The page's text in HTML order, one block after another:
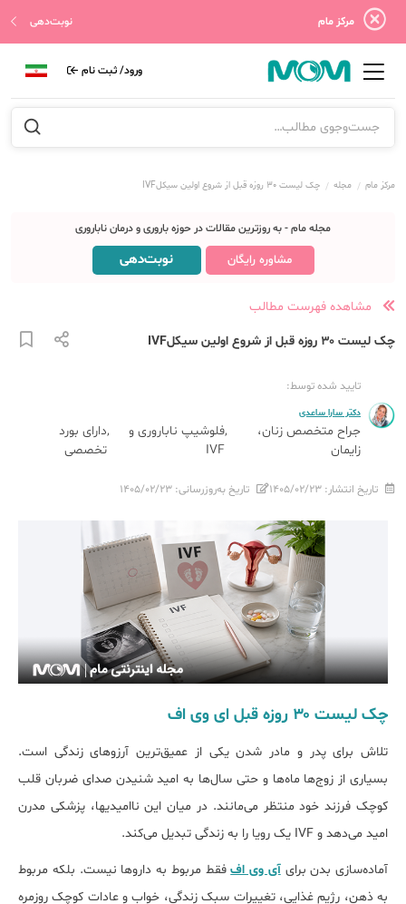
مرکز مام نوبت‌دهی
ورود/ ثبت نام
مرکز مام مجله چک لیست ۳۰ روزه قبل از شروع اولین سیکلIVF
مجله مام - به روزترین مقالات در حوزه باروری و درمان ناباروری
مشاوره رایگان نوبت‌دهی
مشاهده فهرست مطالب
چک لیست ۳۰ روزه قبل از شروع اولین سیکلIVF
تایید شده توسط:
دکتر سارا ساعدی
جراح متخصص زنان،
زایمان
فلوشیپ ناباروری و
IVF
دارای بورد
تخصصی
تاریخ انتشار: ۱۴۰۵/۰۲/۲۳ تاریخ به‌روزرسانی: ۱۴۰۵/۰۲/۲۳
چک لیست ۳۰ روزه قبل ای وی اف
تلاش برای پدر و مادر شدن یکی از عمیق‌ترین آرزوهای زندگی است.
بسیاری از زوج‌ها ماه‌ها و حتی سال‌ها به امید شنیدن صدای ضربان قلب
کوچک فرزند خود منتظر می‌مانند. در میان این ناامیدی‎ها، پزشکی مدرن
امید می‌دهد و IVF یک رویا را به زندگی تبدیل می‌کند.
آماده‌سازی بدن برایآی وی اففقط مربوط به داروها نیست. بلکه مربوط
به ذهن، رژیم غذایی، تغییرات سبک زندگی، خواب و عادات کوچک روزمره